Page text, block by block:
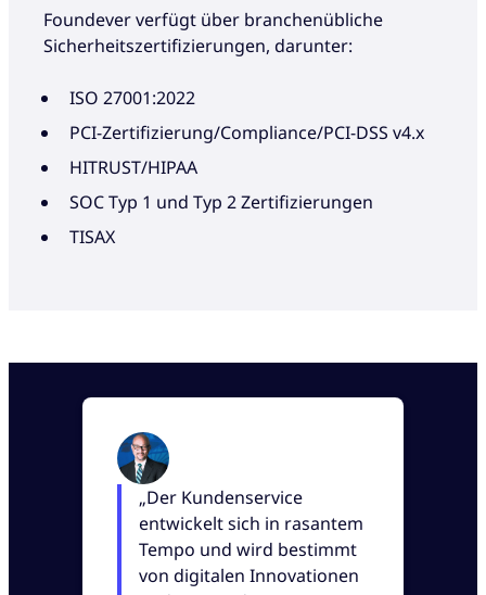
Foundever verfügt über branchenübliche
Sicherheitszertifizierungen, darunter:
ISO 27001:2022
PCI-Zertifizierung/Compliance/PCI-DSS v4.x
HITRUST/HIPAA
SOC Typ 1 und Typ 2 Zertifizierungen
TISAX
„Der Kundenservice
entwickelt sich in rasantem
Tempo und wird bestimmt
von digitalen Innovationen